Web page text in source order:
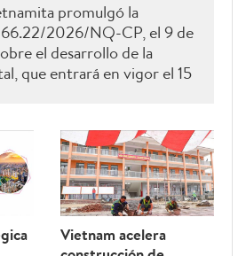
promulgó la
66.22/2026/NQ-CP, el 9 de
el desarrollo de la
que entrará en vigor el 15
disposiciones, el
el 15 de octubre de
Día del Ciudadano Digital
Vietnam acelera